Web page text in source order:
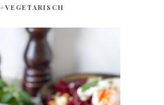
#VEGETARISCH